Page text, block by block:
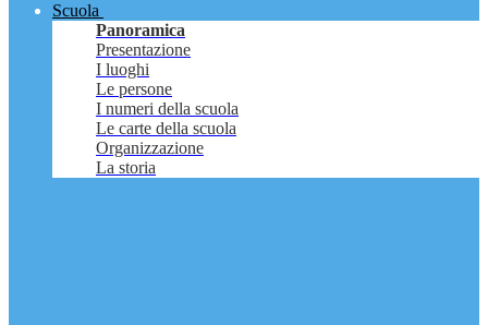
Scuola
Panoramica
Presentazione
I luoghi
Le persone
I numeri della scuola
Le carte della scuola
Organizzazione
La storia